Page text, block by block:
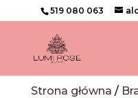
519 080 063
Strona główna /